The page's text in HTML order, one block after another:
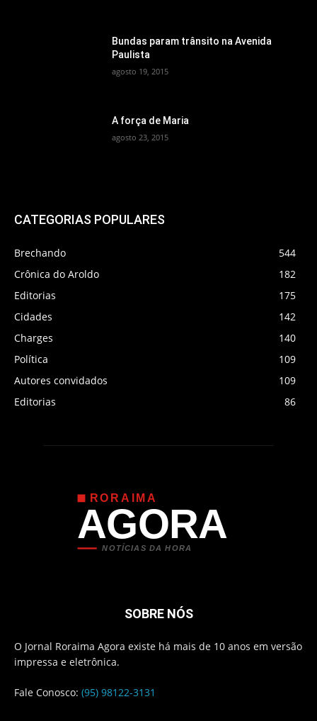
Bundas param trânsito na Avenida
Paulista
agosto 19, 2015
A força de Maria
agosto 23, 2015
CATEGORIAS POPULARES
Brechando
544
Crônica do Aroldo
182
Editorias
175
Cidades
142
Charges
140
Política
109
Autores convidados
109
Editorias
86
RORAIMA
AGORA
NOTÍCIAS DA HORA
SOBRE NÓS
O Jornal Roraima Agora existe há mais de 10 anos em versão
impressa e eletrônica.
Fale Conosco: (95) 98122-3131